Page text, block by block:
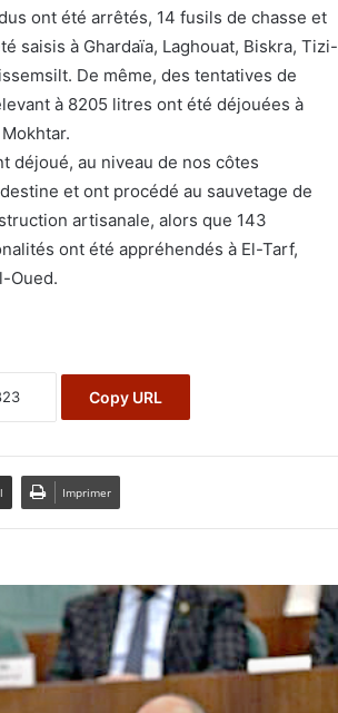
ont été arrêtés, 14 fusils de chasse et
saisis à Ghardaïa, Laghouat, Biskra, Tizi-
De même, des tentatives de
à 8205 litres ont été déjouées à
déjoué, au niveau de nos côtes
et ont procédé au sauvetage de
artisanale, alors que 143
ont été appréhendés à El-Tarf,
Oued.
Copy URL
Imprimer